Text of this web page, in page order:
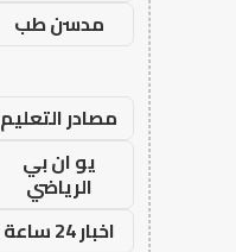
مدسن طب
مصادر التعليم
يو ان بي
الرياضي
اخبار 24 ساعة